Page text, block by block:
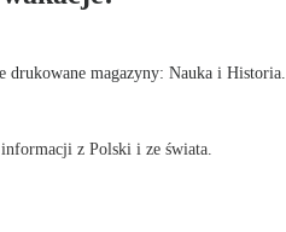
drukowane magazyny: Nauka i Historia.
z Polski i ze świata.